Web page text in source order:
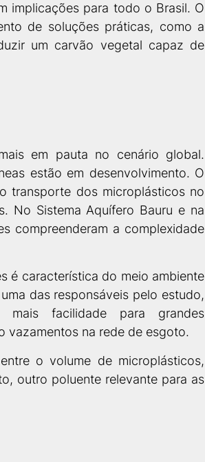
implicações para todo o Brasil. O
de soluções práticas, como a
um carvão vegetal capaz de
em pauta no cenário global.
estão em desenvolvimento. O
transporte dos microplásticos no
No Sistema Aquífero Bauru e na
compreenderam a complexidade
é característica do meio ambiente
das responsáveis pelo estudo,
facilidade para grandes
vazamentos na rede de esgoto.
o volume de microplásticos,
outro poluente relevante para as